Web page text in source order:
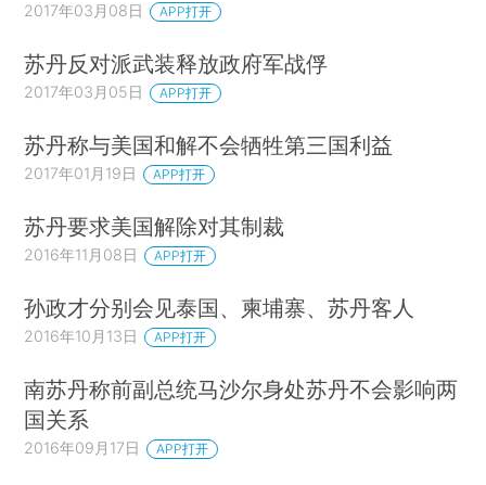
2017年03月08日 APP打开
苏丹反对派武装释放政府军战俘
2017年03月05日 APP打开
苏丹称与美国和解不会牺牲第三国利益
2017年01月19日 APP打开
苏丹要求美国解除对其制裁
2016年11月08日 APP打开
孙政才分别会见泰国、柬埔寨、苏丹客人
2016年10月13日 APP打开
南苏丹称前副总统马沙尔身处苏丹不会影响两
国关系
2016年09月17日 APP打开